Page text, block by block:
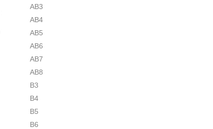
AB3
AB4
AB5
AB6
AB7
AB8
B3
B4
B5
B6